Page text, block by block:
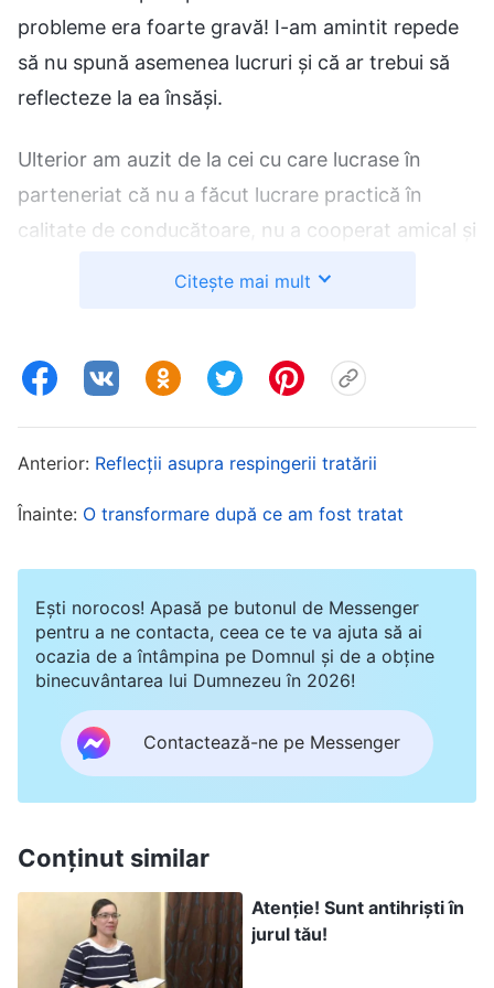
probleme era foarte gravă! I-am amintit repede
să nu spună asemenea lucruri și că ar trebui să
reflecteze la ea însăși.
Ulterior am auzit de la cei cu care lucrase în
parteneriat că nu a făcut lucrare practică în
calitate de conducătoare, nu a cooperat amical și
presupunea că e responsabilă. Când
probleme, el a avut părtășie cu ea, a și tratat-o și
zicând că astea erau problemele altora și chiar
abandonându-și total responsabilitățile. Având
gândit cum a zis Ruthy că raportul parcă venise
direct dintr-o ședință de luptă a revoluției
culturale și am realizat ce gravă devenise
situația. În mod clar, ea nu făcea lucrare reală și a
fost refractară când a tratat-o conducătorul.
și a comparat raportul legitim cu unul dintre
denunțurile PCC. Asta nu era numai respingerea
adevărului, ci și distorsionarea faptelor și
falsificarea realității! Era împotrivire și
Citește mai mult
Anterior: Reflecții asupra respingerii tratării
Înainte: O transformare după ce am fost tratat
Ești norocos! Apasă pe butonul de Messenger
pentru a ne contacta, ceea ce te va ajuta să ai
ocazia de a întâmpina pe Domnul și de a obține
binecuvântarea lui Dumnezeu în 2026!
Contactează-ne pe Messenger
Conținut similar
Atenție! Sunt antihriști în
jurul tău!